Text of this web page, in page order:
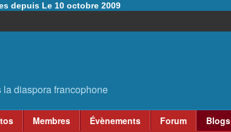
depuis Le 10 octobre 2009
Membres Évènements Forum Blogs